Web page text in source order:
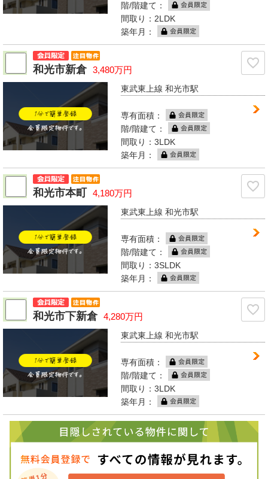
階/階建て：
間取り：2LDK
築年月：
和光市新倉 3,480万円
東武東上線 和光市駅
専有面積：
階/階建て：
間取り：3LDK
築年月：
和光市本町 4,180万円
東武東上線 和光市駅
専有面積：
階/階建て：
間取り：3SLDK
築年月：
和光市下新倉 4,280万円
東武東上線 和光市駅
専有面積：
階/階建て：
間取り：3LDK
築年月：